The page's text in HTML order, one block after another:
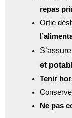
repas
Ortie
et
Tenir
Ne pas